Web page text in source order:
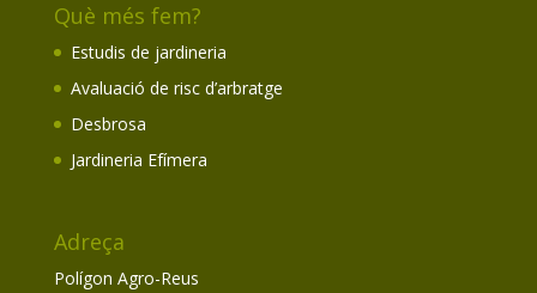
Què més fem?
Estudis de jardineria
Avaluació de risc d’arbratge
Desbrosa
Jardineria Efímera
Adreça
Polígon Agro-Reus